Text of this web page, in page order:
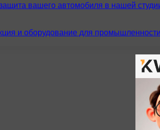
вашего автомобиля в нашей
и оборудование для промышленности